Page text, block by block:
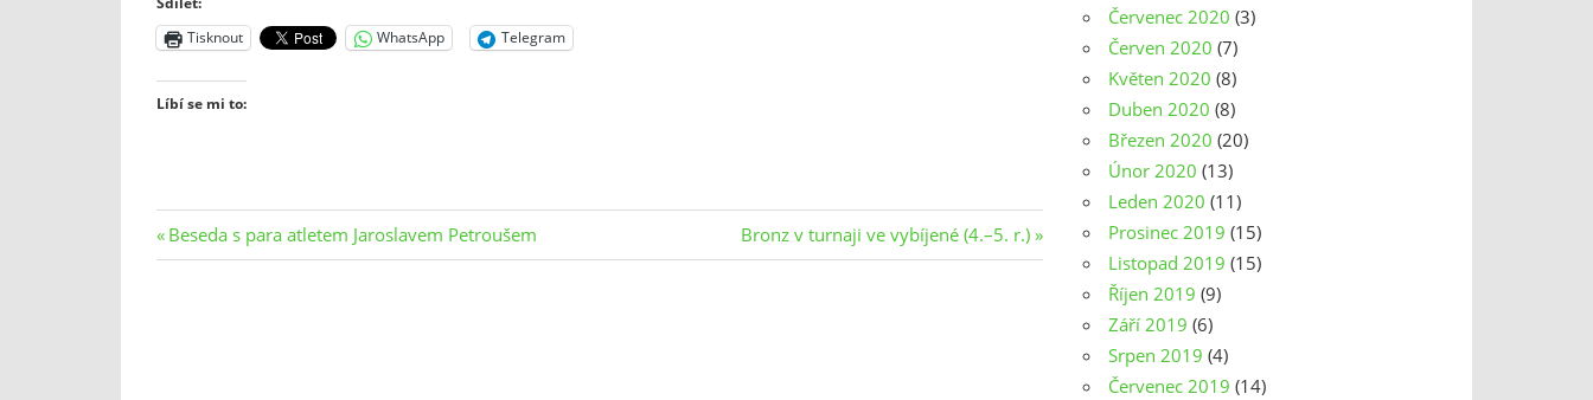
Tisknout
WhatsApp Telegram
Líbí se mi to:
Navigace
Previous
Post:
Beseda s para atletem Jaroslavem Petroušem
Next
Post:
Bronz v turnaji ve vybíjené (4.–5. r.)
Červenec 2020 (3)
Červen 2020 (7)
Květen 2020 (8)
Duben 2020 (8)
Březen 2020 (20)
Únor 2020 (13)
Leden 2020 (11)
Prosinec 2019 (15)
Listopad 2019 (15)
Říjen 2019 (9)
Září 2019 (6)
Srpen 2019 (4)
Červenec 2019 (14)